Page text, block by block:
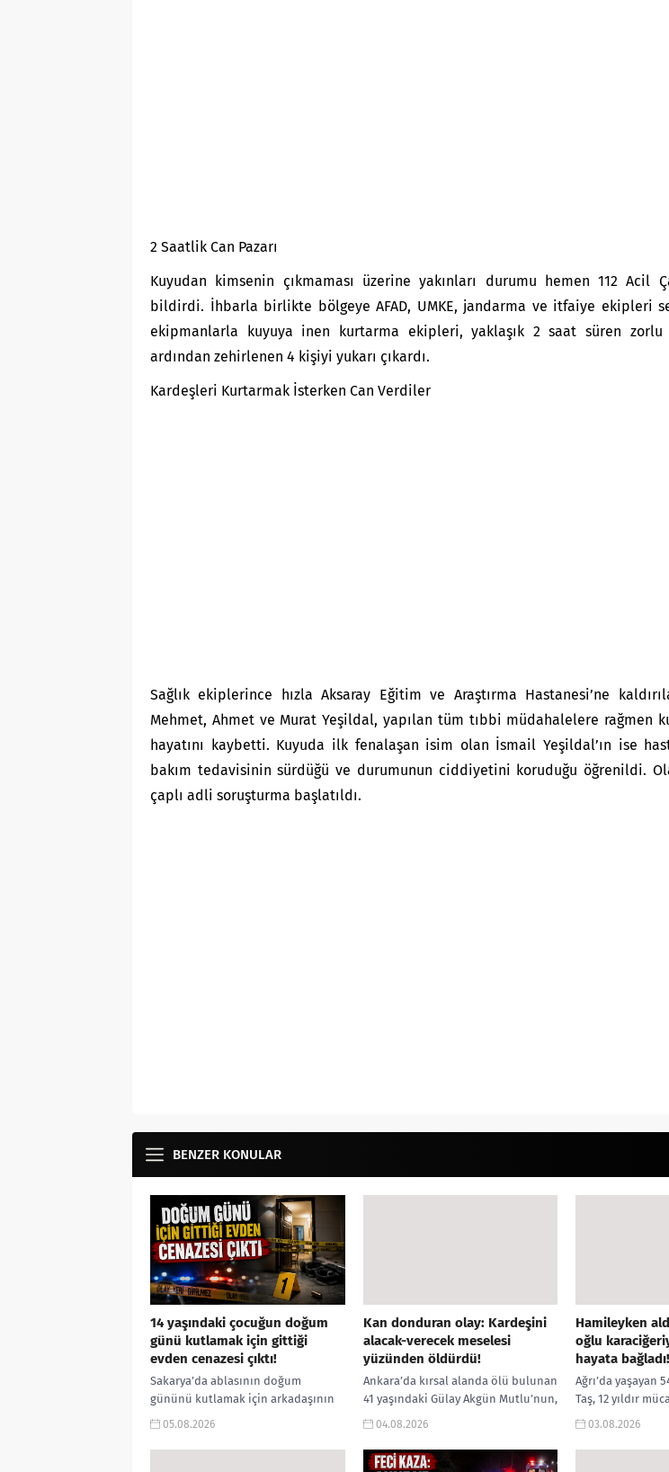
2 Saatlik Can Pazarı
Kuyudan kimsenin çıkmaması üzerine yakınları durumu hemen 112 Acil
bildirdi. İhbarla birlikte bölgeye AFAD, UMKE, jandarma ve itfaiye ekipleri
ekipmanlarla kuyuya inen kurtarma ekipleri, yaklaşık 2 saat süren zorlu
ardından zehirlenen 4 kişiyi yukarı çıkardı.
Kardeşleri Kurtarmak İsterken Can Verdiler
Sağlık ekiplerince hızla Aksaray Eğitim ve Araştırma Hastanesi’ne
Mehmet, Ahmet ve Murat Yeşildal, yapılan tüm tıbbi müdahalelere rağmen
hayatını kaybetti. Kuyuda ilk fenalaşan isim olan İsmail Yeşildal’ın ise
bakım tedavisinin sürdüğü ve durumunun ciddiyetini koruduğu öğrenildi.
çaplı adli soruşturma başlatıldı.
BENZER KONULAR
14 yaşındaki çocuğun doğum
günü kutlamak için gittiği
evden cenazesi çıktı!
Sakarya’da ablasının doğum
gününü kutlamak için arkadaşının
evine giden 14 yaşındaki Murat
hayatını kaybetmesine ilişkin
05.08.2026
Kan donduran olay: Kardeşini
alacak-verecek meselesi
yüzünden öldürdü!
Ankara’da kırsal alanda ölü bulunan
41 yaşındaki Gülay Akgün Mutlu’nun,
erkek kardeşi tarafından ticari
meselesi nedeniyle öldürüldüğü...
04.08.2026
Hamileyken
oğlu
hayata bağladı!
Ağrı’da yaşayan
Taş, 12 yıldır
karaciğer
önce dünyaya...
03.08.2026